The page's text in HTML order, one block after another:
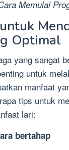
Memulai
Optimal
yang sangat
untuk
manfaat
tips untuk
lari:
bertahap